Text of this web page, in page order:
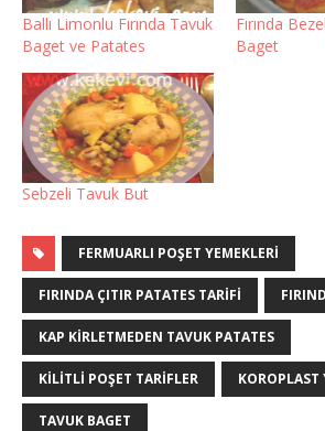
Ballı Limonlu Fırında Tavuk
Baget ve Patates
Fırında
Baget
Sebzeli Tavuk But
FERMUARLI POŞET YEMEKLERI
FIRINDA ÇITIR PATATES TARIFI
KAP KIRLETMEDEN TAVUK PATATES
KILITLI POŞET TARIFLER KOROPLAST
TAVUK BAGET